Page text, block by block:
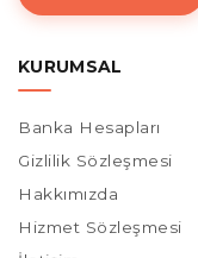
bırakmayın,
Göl
Taşınabilir
ısıya
KURUMSAL
Banka Hesapları
Gizlilik Sözleşmesi
Hakkımızda
Hizmet Sözleşmesi